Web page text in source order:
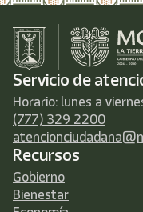
Servicio de
Horario: lunes a
(777) 329 2200
Recursos
Gobierno
Bienestar